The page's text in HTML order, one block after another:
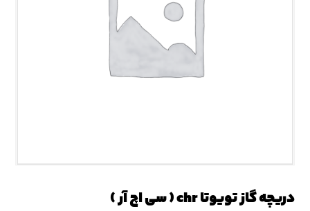
دریچه گاز تویوتا chr ( سی اچ آر )